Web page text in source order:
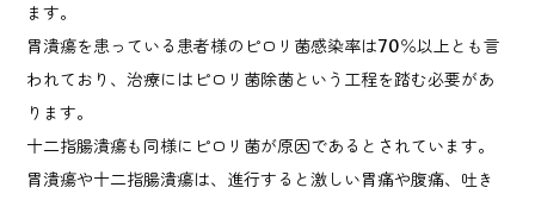
ます。
胃潰瘍を患っている患者様のピロリ菌感染率は70％以上とも言
われており、治療にはピロリ菌除菌という工程を踏む必要があ
ります。
十二指腸潰瘍も同様にピロリ菌が原因であるとされています。
胃潰瘍や十二指腸潰瘍は、進行すると激しい胃痛や腹痛、吐き